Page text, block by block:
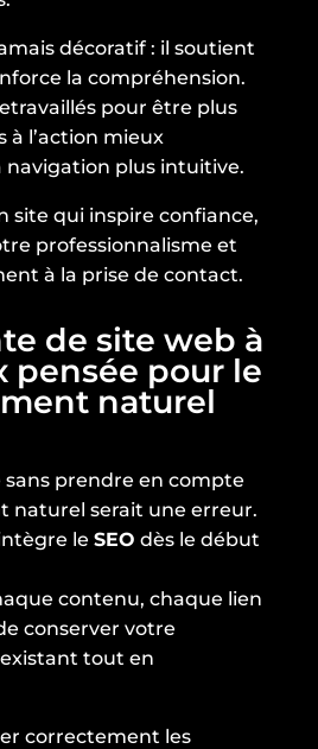
décoratif : il soutient
la compréhension.
pour être plus
à l’action mieux
navigation plus intuitive.
site qui inspire confiance,
professionnalisme et
à la prise de contact.
de site web à
pensée pour le
naturel
sans prendre en compte
naturel serait une erreur.
le SEO dès le début
contenu, chaque lien
conserver votre
tout en
correctement les